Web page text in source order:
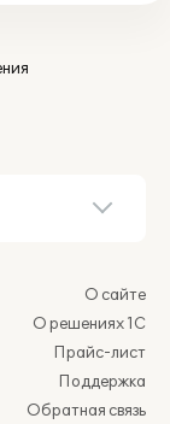
О сайте
О решениях 1С
Прайс-лист
Поддержка
Обратная связь